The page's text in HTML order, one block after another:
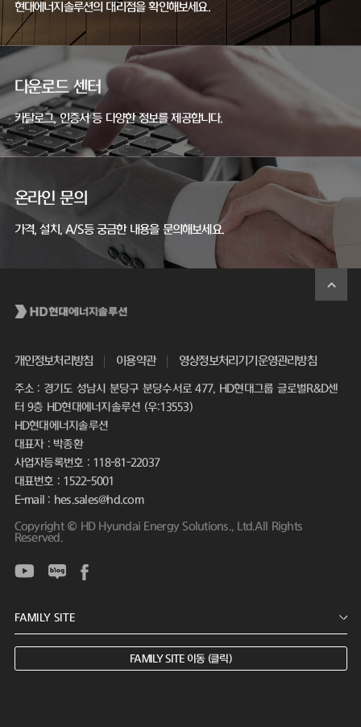
현대에너지솔루션의 대리점을 확인해보세요.
다운로드 센터
카탈로그, 인증서 등 다양한 정보를 제공합니다.
온라인 문의
가격, 설치, A/S등 궁금한 내용을 문의해보세요.
개인정보처리방침 이용약관 영상정보처리기기운영관리방침
주소 : 경기도 성남시 분당구 분당수서로 477, HD현대그룹 글로벌R&D센
터 9층 HD현대에너지솔루션 (우:13553)
HD현대에너지솔루션
대표자 : 박종환
사업자등록번호 : 118-81-22037
대표번호 : 1522-5001
E-mail : hes.sales@hd.com
Copyright © HD Hyundai Energy Solutions., Ltd.All Rights
Reserved.
FAMILY SITE 이동 (클릭)